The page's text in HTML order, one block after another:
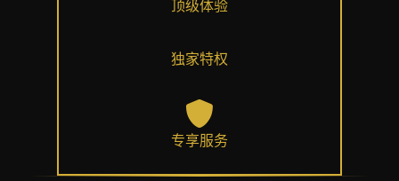
顶级体验
独家特权
专享服务